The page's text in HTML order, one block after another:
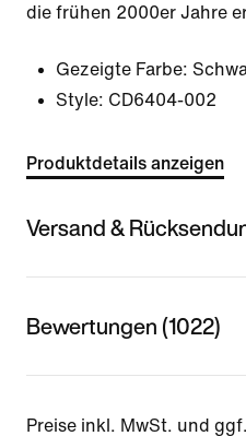
die frühen 2000er Jahre
Gezeigte Farbe:
Style: CD6404-002
Produktdetails anzeigen
Versand &
Bewertungen (1022)
Preise inkl. MwSt. und